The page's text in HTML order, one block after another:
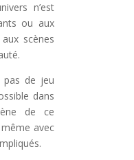
n’est
ou aux
scènes
pas de jeu
dans
de ce
avec